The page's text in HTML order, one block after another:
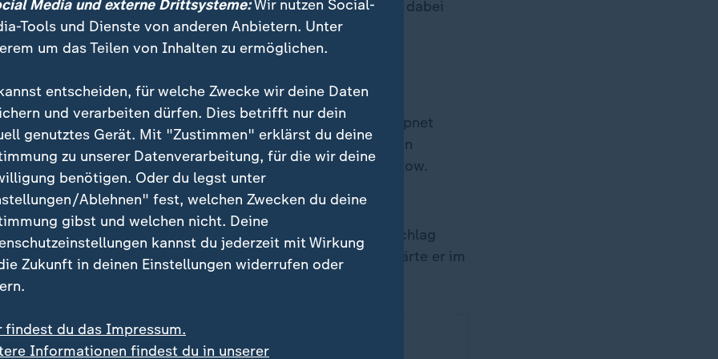
Jeder Rubel, den man Putin wegnehme, werde dabei
Ukrainern zu retten.
Biden für neue Sanktionen
unbeeindruckt von den Maßnahmen und erklärte, gewappnet
Die Biden-Regierung versuche NachfolgerDonald Trump
ein
Erbe" zu hinterlassen, sagte Kremlsprecher Dmitri Peskow.
Wolodymyr Selenskyj dankte Biden für das neue
Russland. Die Sanktionen stellten "einen schweren Schlag
Grundlage der russischen Kriegsmaschinerie" dar, erklärte er im
Media und externe Drittsysteme:Wir nutzen Social-
Tools und Dienste von anderen Anbietern. Unter
um das Teilen von Inhalten zu ermöglichen.
entscheiden, für welche Zwecke wir deine Daten
und verarbeiten dürfen. Dies betrifft nur dein
genutztes Gerät. Mit "Zustimmen" erklärst du deine
zu unserer Datenverarbeitung, für die wir deine
benötigen. Oder du legst unter
Ablehnen" fest, welchen Zwecken du deine
gibst und welchen nicht. Deine
kannst du jederzeit mit Wirkung
Zukunft in deinen Einstellungen widerrufen oder
findest du das Impressum.
Informationen findest du in unserer